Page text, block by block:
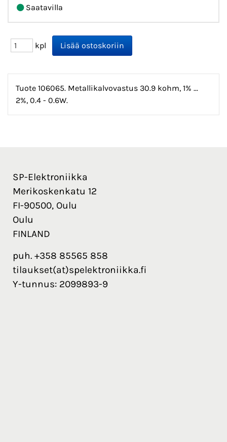
Saatavilla
kpl
Tuote 106065. Metallikalvovastus 30.9 kohm, 1% ...
2%, 0.4 - 0.6W.
SP-Elektroniikka
Merikoskenkatu 12
FI-90500, Oulu
Oulu
FINLAND
puh. +358 85565 858
tilaukset(at)spelektroniikka.fi
Y-tunnus: 2099893-9